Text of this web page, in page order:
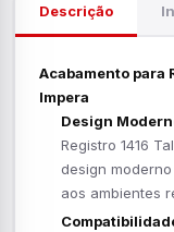
Descrição
Acabamento para
Impera
Design
Registro 1416
design
aos ambientes